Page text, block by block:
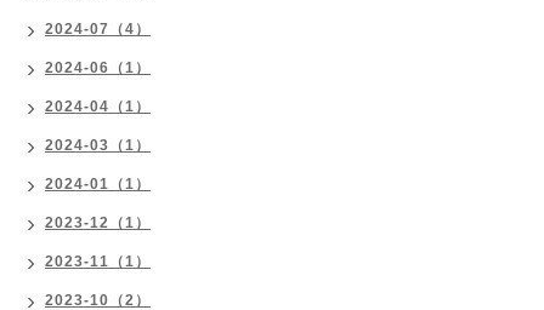
2024-07（4）
2024-06（1）
2024-04（1）
2024-03（1）
2024-01（1）
2023-12（1）
2023-11（1）
2023-10（2）